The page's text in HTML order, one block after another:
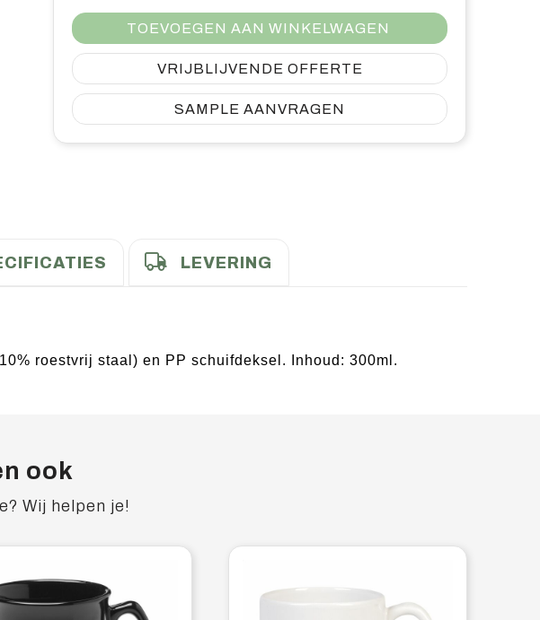
TOEVOEGEN AAN WINKELWAGEN
VRIJBLIJVENDE OFFERTE
SAMPLE AANVRAGEN
LEVERING
roestvrij staal) en PP schuifdeksel. Inhoud: 300ml.
ook
Wij helpen je!